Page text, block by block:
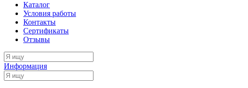
Каталог
Условия работы
Контакты
Сертификаты
Отзывы
Информация